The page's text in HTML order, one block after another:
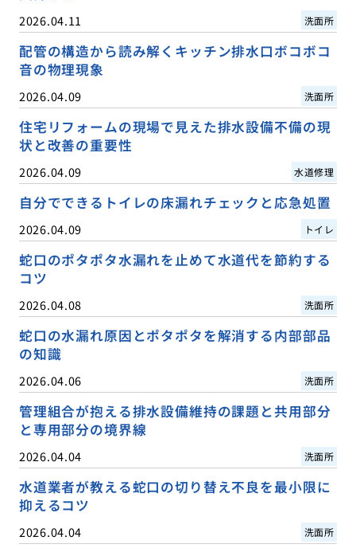
2026.04.11 洗面所
配管の構造から読み解くキッチン排水口ボコボコ
音の物理現象
2026.04.09 洗面所
住宅リフォームの現場で見えた排水設備不備の現
状と改善の重要性
2026.04.09 水道修理
自分でできるトイレの床漏れチェックと応急処置
2026.04.09 トイレ
蛇口のポタポタ水漏れを止めて水道代を節約する
コツ
2026.04.08 洗面所
蛇口の水漏れ原因とポタポタを解消する内部部品
の知識
2026.04.06 洗面所
管理組合が抱える排水設備維持の課題と共用部分
と専用部分の境界線
2026.04.04 洗面所
水道業者が教える蛇口の切り替え不良を最小限に
抑えるコツ
2026.04.04 洗面所